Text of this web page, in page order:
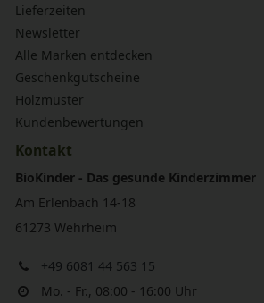
Lieferzeiten
Newsletter
Alle Marken entdecken
Geschenkgutscheine
Holzmuster
Kundenbewertungen
Kontakt
BioKinder - Das gesunde Kinderzimmer
Am Erlenbach 14-18
61273 Wehrheim
+49 6081 44 563 15
Mo. - Fr., 08:00 - 16:00 Uhr